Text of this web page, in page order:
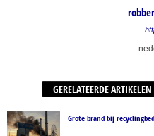
GERELATEERDE ARTIKELEN
Grote brand bij